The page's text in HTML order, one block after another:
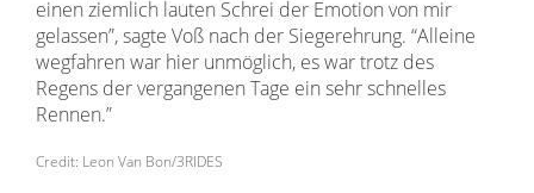
einen ziemlich lauten Schrei der Emotion von mir
gelassen”, sagte Voß nach der Siegerehrung. “Alleine
wegfahren war hier unmöglich, es war trotz des
Regens der vergangenen Tage ein sehr schnelles
Rennen.”
Credit: Leon Van Bon/3RIDES